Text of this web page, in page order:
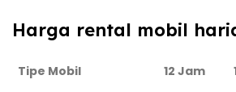
Harga rental mobil
Tipe Mobil 12 Jam